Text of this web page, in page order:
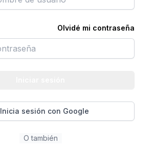
Olvidé mi contraseña
Inicia sesión con Google
O también